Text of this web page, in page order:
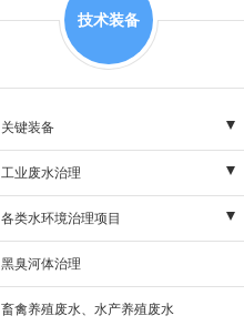
技术装备
关键装备
- 电渗析设备
- 膜析设备
- 双极膜电渗析设备
工业废水治理
- 电镀废水
- 制药废水
- 新材料废水
各类水环境治理项目
- 自来水厂提质增量
- 市政污水提标改造
黑臭河体治理
畜禽养殖废水、水产养殖废水